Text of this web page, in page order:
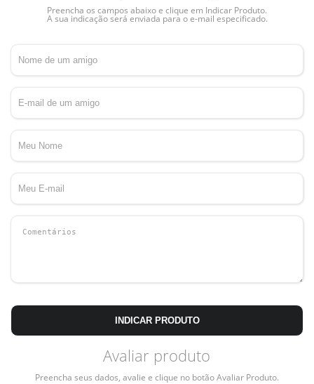
Preencha os campos abaixo e clique em Indicar Produto.
A sua indicação será enviada para o e-mail especificado.
INDICAR PRODUTO
Avaliar produto
Preencha seus dados, avalie e clique no botão Avaliar Produto.